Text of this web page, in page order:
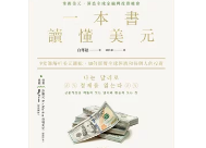
點選「瀏覽訂單明細」
貨。
付款方式
Payment